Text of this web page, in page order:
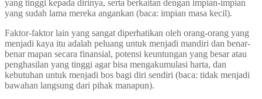
yang tinggi kepada dirinya, serta berkaitan dengan impian-impian
yang sudah lama mereka angankan (baca: impian masa kecil).
Faktor-faktor lain yang sangat diperhatikan oleh orang-orang yang
menjadi kaya itu adalah peluang untuk menjadi mandiri dan benar-
benar mapan secara finansial, potensi keuntungan yang besar atau
penghasilan yang tinggi agar bisa mengakumulasi harta, dan
kebutuhan untuk menjadi bos bagi diri sendiri (baca: tidak menjadi
bawahan langsung dari pihak manapun).